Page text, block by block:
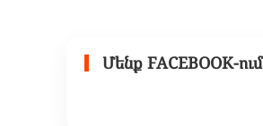
Մենք FACEBOOK-ում